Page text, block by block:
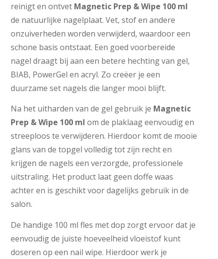
reinigt en ontvet Magnetic Prep & Wipe 100 ml
de natuurlijke nagelplaat. Vet, stof en andere
onzuiverheden worden verwijderd, waardoor een
schone basis ontstaat. Een goed voorbereide
nagel draagt bij aan een betere hechting van gel,
BIAB, PowerGel en acryl. Zo creëer je een
duurzame set nagels die langer mooi blijft.
Na het uitharden van de gel gebruik je Magnetic
Prep & Wipe 100 ml om de plaklaag eenvoudig en
streeploos te verwijderen. Hierdoor komt de mooie
glans van de topgel volledig tot zijn recht en
krijgen de nagels een verzorgde, professionele
uitstraling. Het product laat geen doffe waas
achter en is geschikt voor dagelijks gebruik in de
salon.
De handige 100 ml fles met dop zorgt ervoor dat je
eenvoudig de juiste hoeveelheid vloeistof kunt
doseren op een nail wipe. Hierdoor werk je